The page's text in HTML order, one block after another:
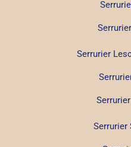
Serrurier
Serrurier